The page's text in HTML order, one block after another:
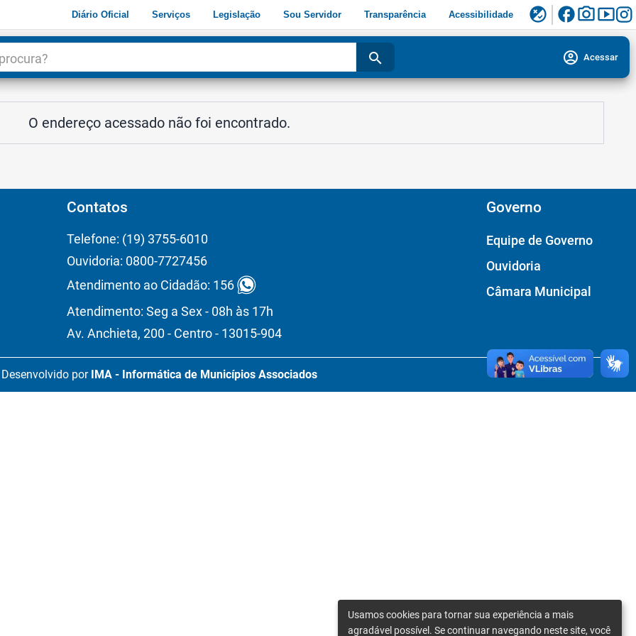
Diário Oficial Serviços Legislação Sou Servidor Transparência Acessibilidade flaky facebookphoto_camerasmart_display
search account_circle Acessar
O endereço acessado não foi encontrado.
Contatos
Telefone: (19) 3755-6010
Ouvidoria: 0800-7727456
Atendimento ao Cidadão: 156
Atendimento: Seg a Sex - 08h às 17h
Av. Anchieta, 200 - Centro - 13015-904
Governo
Equipe de Governo
Ouvidoria
Câmara Municipal
Desenvolvido por IMA - Informática de Municípios Associados
Usamos cookies para tornar sua experiência a mais
agradável possível. Se continuar navegando neste site, você